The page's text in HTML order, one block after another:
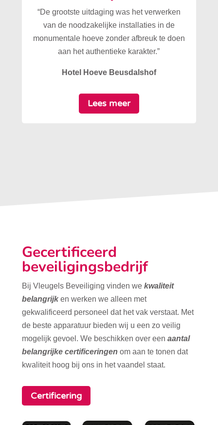
“De grootste uitdaging was het verwerken
van de noodzakelijke installaties in de
monumentale hoeve zonder afbreuk te doen
aan het authentieke karakter.”
Hotel Hoeve Beusdalshof
Lees meer
Gecertificeerd
beveiligingsbedrijf
Bij Vleugels Beveiliging vinden we kwaliteit
belangrijk en werken we alleen met
gekwalificeerd personeel dat het vak verstaat. Met
de beste apparatuur bieden wij u een zo veilig
mogelijk gevoel. We beschikken over een aantal
belangrijke certificeringen om aan te tonen dat
kwaliteit hoog bij ons in het vaandel staat.
Certificering